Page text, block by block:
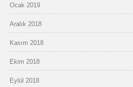
Ocak 2019
Aralık 2018
Kasım 2018
Ekim 2018
Eylül 2018